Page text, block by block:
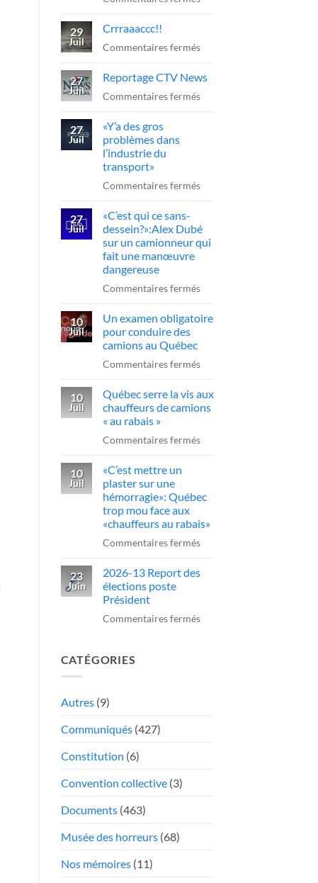
à
sur
l’A-
la
presse
Québec
29
Juil
Crrraaaccc!!
Commentaires ferméssur
27
Juil
Reportage CTV News
Commentaires ferméssur
27
Juil
«Y’a des gros
problèmes dans
l’industrie du
transport»
Commentaires ferméssur
gros
problèmes
transport»
27
Juil
«C’est qui ce sans-
dessein?»:Alex Dubé
sur un camionneur qui
fait une manœuvre
dangereuse
Commentaires ferméssur
qui
dessein?»:Alex
sur
manœuvre
10
Juil
Un examen obligatoire
pour conduire des
camions au Québec
Commentaires ferméssur
examen
obligatoire
conduire
au
10
Juil
Québec serre la vis aux
chauffeurs de camions
« au rabais »
Commentaires ferméssur
vis
aux
camions
rabais
10
Juil
«C’est mettre un
plaster sur une
hémorragie»: Québec
trop mou face aux
«chauffeurs au rabais»
Commentaires ferméssur
mettre
sur
23
Juin
2026-13 Report des
élections poste
Président
Commentaires ferméssur
CATÉGORIES
Autres(9)
Communiqués(427)
Constitution (6)
Convention collective(3)
Documents(463)
Musée des horreurs(68)
Nos mémoires(11)